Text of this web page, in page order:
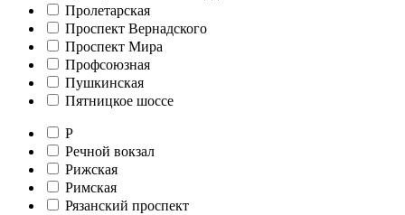
Пролетарская
Проспект Вернадского
Проспект Мира
Профсоюзная
Пушкинская
Пятницкое шоссе
Р
Речной вокзал
Рижская
Римская
Рязанский проспект